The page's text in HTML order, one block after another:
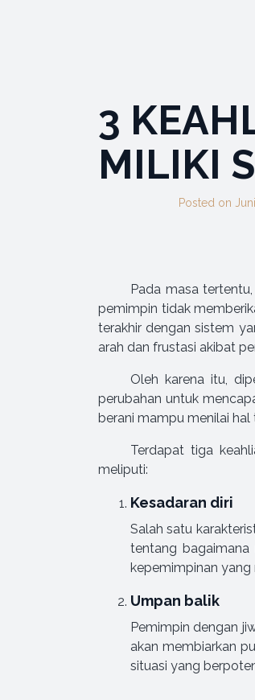
3
MILIKI
Posted on
Pada masa
pemimpin tidak
terakhir dengan sistem
arah dan frustasi akibat
Oleh karena itu,
perubahan untuk
berani mampu menilai
Terdapat tiga
meliputi:
Kesadaran diri
Salah satu
tentang bagaimana
kepemimpinan yang
Umpan balik
Pemimpin dengan
akan membiarkan
situasi yang